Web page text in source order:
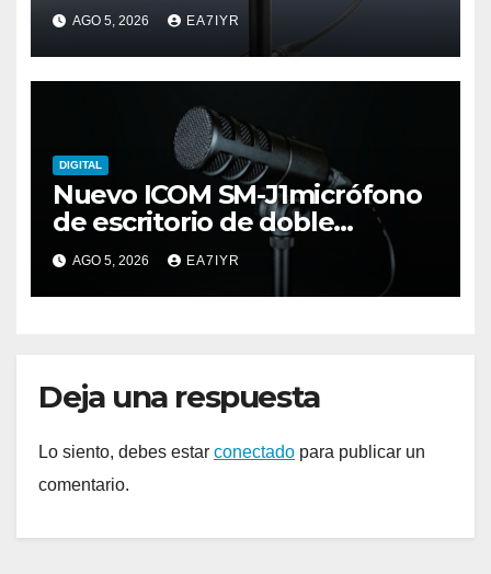
AGO 5, 2026 EA7IYR
DIGITAL
Nuevo ICOM SM-J1micrófono
de escritorio de doble
elemento premium
AGO 5, 2026 EA7IYR
Deja una respuesta
Lo siento, debes estar conectado para publicar un
comentario.